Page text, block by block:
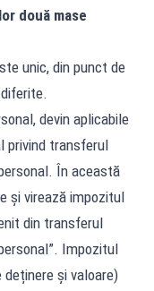
două mase
unic, din punct de
devin aplicabile
privind transferul
În această
și virează impozitul
din transferul
Impozitul
deținere și valoare)